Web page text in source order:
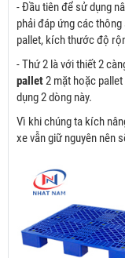
- Đầu tiên để sử dụng
phải đáp ứng các
pallet, kích thước độ
- Thứ 2 là với thiết 2
pallet2 mặt hoặc
dụng 2 dòng này.
Vì khi chúng ta kích
xe vẫn giữ nguyên nên